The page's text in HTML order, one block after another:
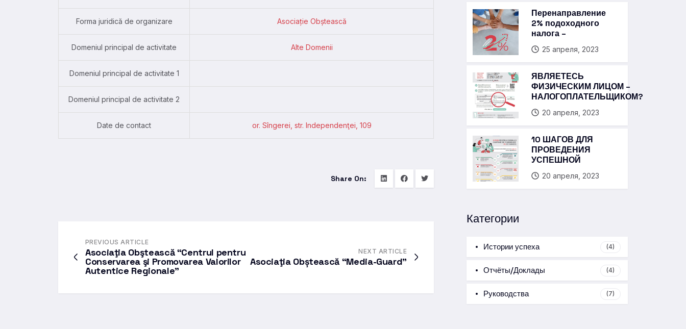
Forma juridică de organizare Asociație Obștească
Domeniul principal de activitate Alte Domenii
Domeniul principal de activitate 1
Domeniul principal de activitate 2
Date de contact or. Sîngerei, str. Independenţei, 109
Share On:
PREVIOUS ARTICLE
Asociaţia Obştească “Centrul pentru
Conservarea şi Promovarea Valorilor
Autentice Regionale”
NEXT ARTICLE
Asociaţia Obștească “Media-Guard”
Перенаправление
2% подоходного
налога –
25 апреля, 2023
ЯВЛЯЕТЕСЬ
ФИЗИЧЕСКИМ ЛИЦОМ –
НАЛОГОПЛАТЕЛЬЩИКОМ?
20 апреля, 2023
10 ШАГОВ ДЛЯ
ПРОВЕДЕНИЯ
УСПЕШНОЙ
20 апреля, 2023
Категории
Истории успеха (4)
Отчёты/Доклады (4)
Руководства (7)